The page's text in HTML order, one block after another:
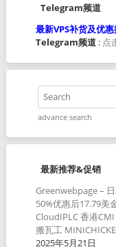
Telegram频道
最新VPS补货及优
Telegram频道: 点
advance search
最新推荐&促销
Greenwebpage –
50%优惠后17.79美
CloudIPLC 香港
搬瓦工
2025年5月21日